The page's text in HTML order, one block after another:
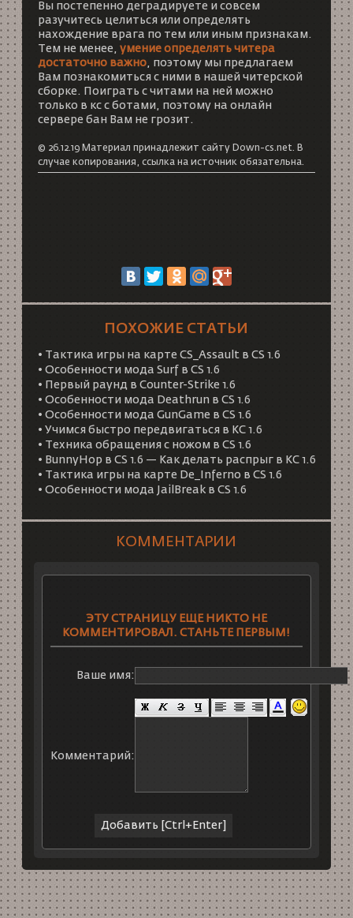
Вы постепенно деградируете и совсем
разучитесь целиться или определять
нахождение врага по тем или иным признакам.
Тем не менее, умение определять читера
достаточно важно, поэтому мы предлагаем
Вам познакомиться с ними в нашей читерской
сборке. Поиграть с читами на ней можно
только в кс с ботами, поэтому на онлайн
сервере бан Вам не грозит.
© 26.12.19 Материал принадлежит сайту Down-cs.net. В
случае копирования, ссылка на источник обязательна.
ПОХОЖИЕ СТАТЬИ
• Тактика игры на карте CS_Assault в CS 1.6
• Особенности мода Surf в CS 1.6
• Первый раунд в Counter-Strike 1.6
• Особенности мода Deathrun в CS 1.6
• Особенности мода GunGame в CS 1.6
• Учимся быстро передвигаться в КС 1.6
• Техника обращения с ножом в CS 1.6
• BunnyHop в CS 1.6 — Как делать распрыг в КС 1.6
• Тактика игры на карте De_Inferno в CS 1.6
• Особенности мода JailBreak в CS 1.6
КОММЕНТАРИИ
ЭТУ СТРАНИЦУ ЕЩЕ НИКТО НЕ
КОММЕНТИРОВАЛ. СТАНЬТЕ ПЕРВЫМ!
Ваше имя:
Комментарий: